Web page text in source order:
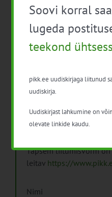
Pikk.ee
Isikuandmeid töötleme
Täpsem liitumisvorm on
leitav https://
Nimi
Soovi korral
lugeda
teekond
pikk.ee uudiskirjaga liitunud
uudiskirja.
Uudiskirjast lahkumine on
olevate linkide kaudu.